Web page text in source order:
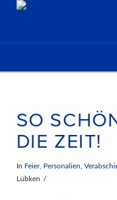
SO
DIE ZEIT!
In Feier, Personalien
Lübken